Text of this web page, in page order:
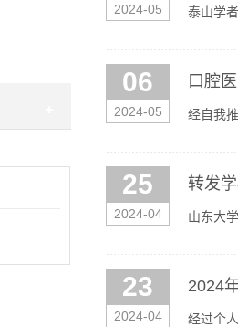
2024-05
泰山学
06
2024-05
口腔
经自我
25
2024-04
转发
山东大
23
2024-04
2024
经过个